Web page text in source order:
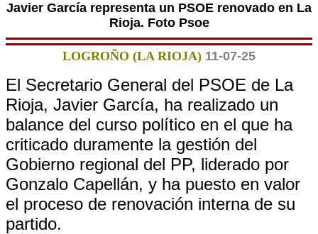
Javier García representa un PSOE renovado en La
Rioja. Foto Psoe
LOGROÑO (LA RIOJA) 11-07-25
El Secretario General del PSOE de La
Rioja, Javier García, ha realizado un
balance del curso político en el que ha
criticado duramente la gestión del
Gobierno regional del PP, liderado por
Gonzalo Capellán, y ha puesto en valor
el proceso de renovación interna de su
partido.